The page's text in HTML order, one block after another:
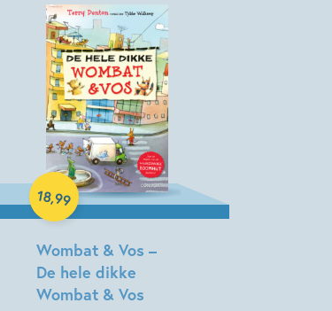
Wombat & Vos –
De hele dikke
Wombat & Vos
18,99
Hardcover